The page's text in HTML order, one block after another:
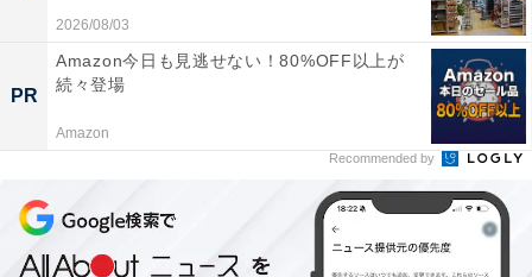
2026/08/03
PR
Amazon今日も見逃せない！80%OFF以上が
続々登場
Amazon
Recommended by